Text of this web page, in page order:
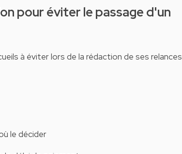
à éviter lors de la rédaction de ses relances
le décider